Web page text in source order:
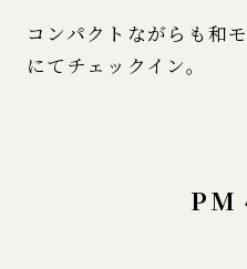
コンパクトながらも和
にてチェックイン。
PM